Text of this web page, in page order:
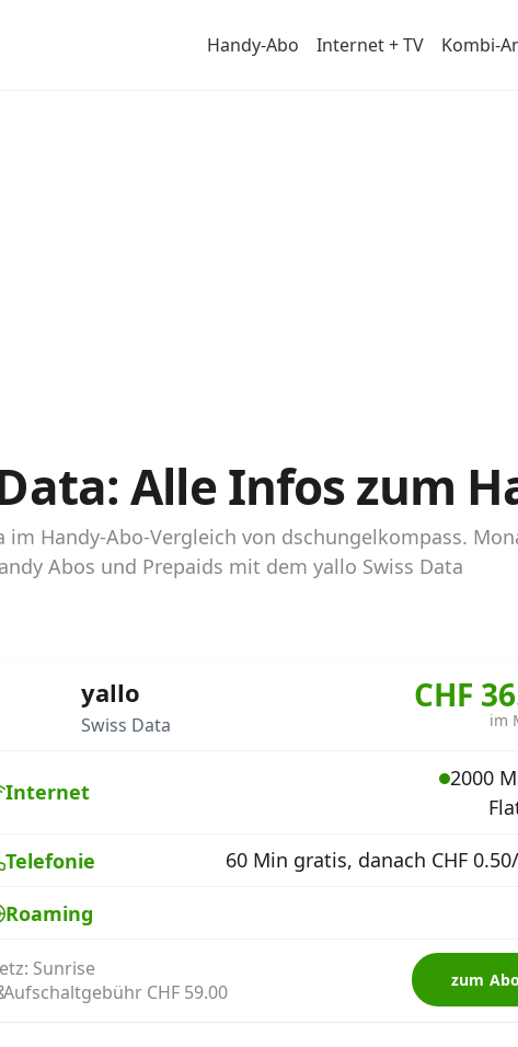
Handy-Abo Internet + TV Kombi-
Alle Infos zum
im Handy-Abo-Vergleich von dschungelkompass.
Abos und Prepaids mit dem yallo Swiss Data
yallo
Swiss Data
CHF
im
Internet
2000
Telefonie 60 Min gratis, danach CHF
Roaming
Sunrise
Aufschaltgebühr CHF 59.00
zum Abo